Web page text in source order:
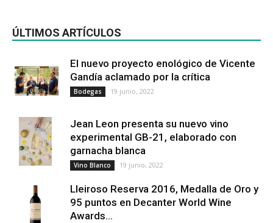
ÚLTIMOS ARTÍCULOS
El nuevo proyecto enológico de Vicente
Gandía aclamado por la crítica
Bodegas 19 junio, 2022
Jean Leon presenta su nuevo vino
experimental GB-21, elaborado con
garnacha blanca
Vino Blanco 19 junio, 2022
Lleiroso Reserva 2016, Medalla de Oro y
95 puntos en Decanter World Wine
Awards...